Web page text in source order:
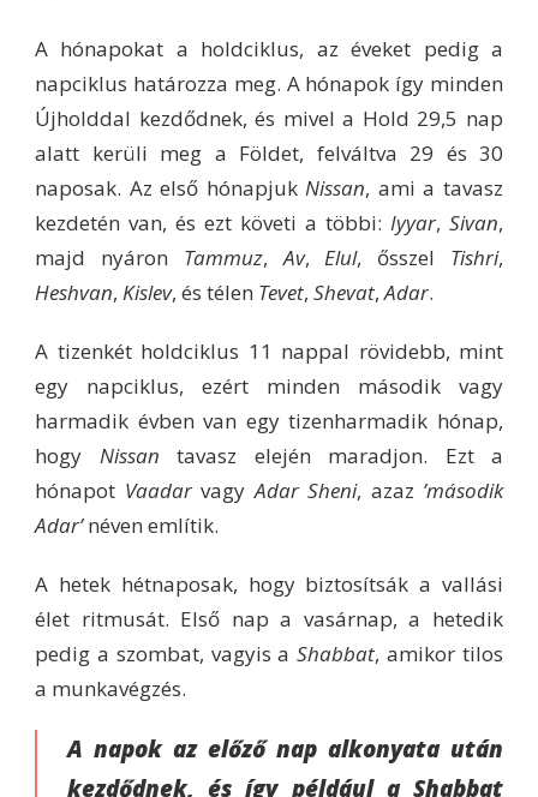
A hónapokat a holdciklus, az éveket pedig a
napciklus határozza meg. A hónapok így minden
Újholddal kezdődnek, és mivel a Hold 29,5 nap
alatt kerüli meg a Földet, felváltva 29 és 30
naposak. Az első hónapjuk Nissan, ami a tavasz
kezdetén van, és ezt követi a többi: Iyyar, Sivan,
majd nyáron Tammuz,Av, Elul, ősszel Tishri,
Heshvan, Kislev, és télen Tevet, Shevat,Adar.
A tizenkét holdciklus 11 nappal rövidebb, mint
egy napciklus, ezért minden második vagy
harmadik évben van egy tizenharmadik hónap,
hogy Nissan tavasz elején maradjon. Ezt a
hónapot VaadarvagyAdar Sheni, azaz ’második
Adar’néven említik.
A hetek hétnaposak, hogy biztosítsák a vallási
élet ritmusát. Első nap a vasárnap, a hetedik
pedig a szombat, vagyis aShabbat, amikor tilos
a munkavégzés.
A napok az előző nap alkonyata után
kezdődnek, és így például a Shabbat